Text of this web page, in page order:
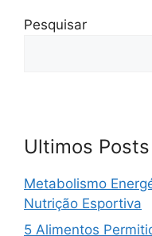
Pesquisar
Ultimos Posts
Metabolismo
Nutrição Esportiva
5 Alimentos